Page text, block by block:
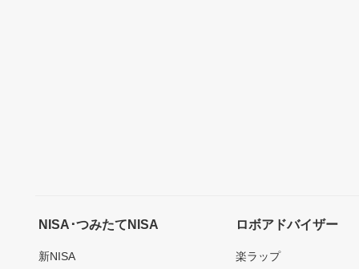
NISA･つみたてNISA
新NISA
ロボアドバイザー
楽ラップ